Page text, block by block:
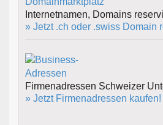
Internetnamen, Domains
» Jetzt .ch oder .swiss Domain
Firmenadressen Schweizer
» Jetzt Firmenadressen kaufen!